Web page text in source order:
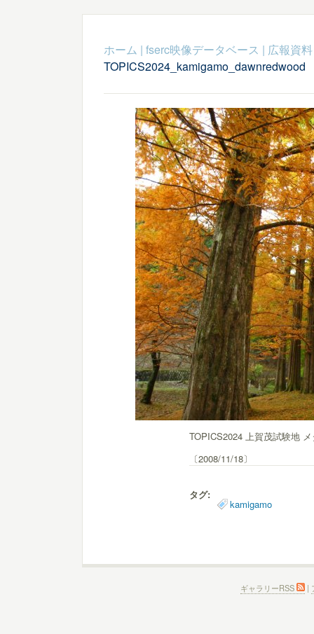
ホーム | fserc映像データベース | 広報資料
TOPICS2024_kamigamo_dawnredwood
TOPICS2024 上賀茂試験地
〔2008/11/18〕
タグ:
kamigamo
ギャラリーRSS |